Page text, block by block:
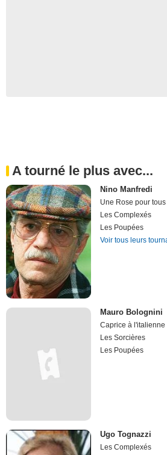
A tourné le plus avec...
Nino Manfredi
Une Rose pour tous
Les Complexés
Les Poupées
Voir tous leurs
Mauro Bolognini
Caprice à l'italienne
Les Sorcières
Les Poupées
Ugo Tognazzi
Les Complexés